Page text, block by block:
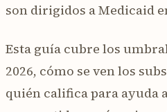
son dirigidos a Medicaid
Esta guía cubre los
2026, cómo se ven los
quién califica para ayuda